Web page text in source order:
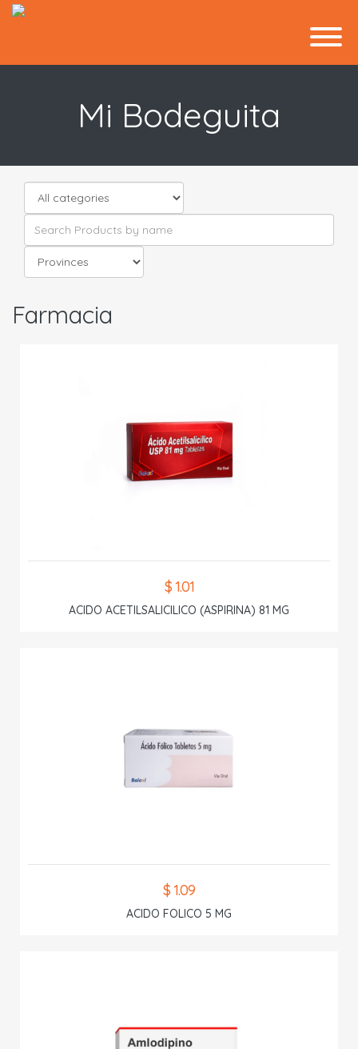
Mi Bodeguita
Farmacia
$ 1.01
ACIDO ACETILSALICILICO (ASPIRINA) 81 MG
$ 1.09
ACIDO FOLICO 5 MG